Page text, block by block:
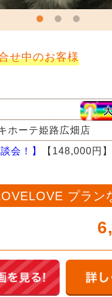
せ中のお客様
ホーテ姫路広畑店
会！】
【148,000円】
プラン